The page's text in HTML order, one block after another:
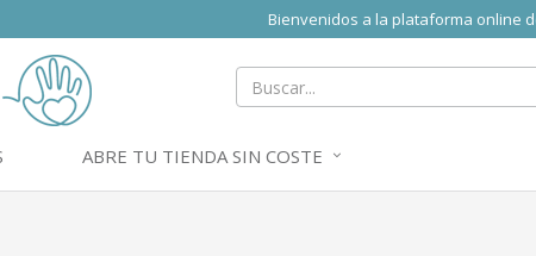
Bienvenidos a la plataforma online
ABRE TU TIENDA SIN COSTE